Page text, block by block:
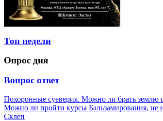
Топ недели
Опрос дня
Вопрос ответ
Похоронные суеверия. Можно ли брать землю
Можно ли пройти курсы Бальзамирования, не
Склеп